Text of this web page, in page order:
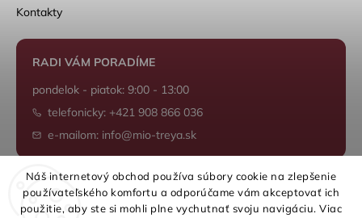
Náš internetový obchod používa súbory cookie na zlepšenie
používateľského komfortu a odporúčame vám akceptovať ich
použitie, aby ste si mohli plne vychutnať svoju navigáciu. Viac
Kontakty
RADI VÁM PORADÍME
pondelok - piatok: 9:00 - 13:00
telefonicky: +421 908 866 036
e-mailom: info@mio-treya.sk
Shoptet.sk